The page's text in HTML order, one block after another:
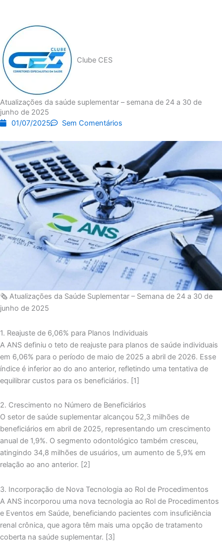
Clube CES
Atualizações da saúde suplementar – semana de 24 a 30 de
junho de 2025
01/07/2025
Sem Comentários
🗞️ Atualizações da Saúde Suplementar – Semana de 24 a 30 de
junho de 2025
1. Reajuste de 6,06% para Planos Individuais
A ANS definiu o teto de reajuste para planos de saúde individuais
em 6,06% para o período de maio de 2025 a abril de 2026. Esse
índice é inferior ao do ano anterior, refletindo uma tentativa de
equilibrar custos para os beneficiários. [1]
2. Crescimento no Número de Beneficiários
O setor de saúde suplementar alcançou 52,3 milhões de
beneficiários em abril de 2025, representando um crescimento
anual de 1,9%. O segmento odontológico também cresceu,
atingindo 34,8 milhões de usuários, um aumento de 5,9% em
relação ao ano anterior. [2]
3. Incorporação de Nova Tecnologia ao Rol de Procedimentos
A ANS incorporou uma nova tecnologia ao Rol de Procedimentos
e Eventos em Saúde, beneficiando pacientes com insuficiência
renal crônica, que agora têm mais uma opção de tratamento
coberta na saúde suplementar. [3]